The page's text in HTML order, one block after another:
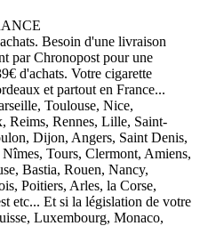
Besoin d'une livraison
par Chronopost pour une
d'achats. Votre cigarette
et partout en France...
Toulouse, Nice,
Reims, Rennes, Lille, Saint-
Dijon, Angers, Saint Denis,
Tours, Clermont, Amiens,
Bastia, Rouen, Nancy,
Poitiers, Arles, la Corse,
etc... Et si la législation de votre
Luxembourg, Monaco,